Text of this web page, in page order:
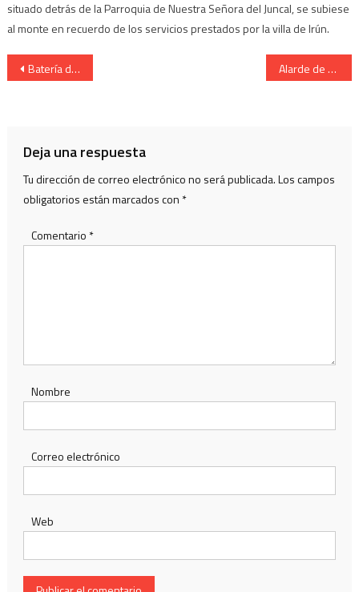
situado detrás de la Parroquia de Nuestra Señora del Juncal, se subiese
al monte en recuerdo de los servicios prestados por la villa de Irún.
Navegación
Batería de Artillería de Irún Cantinera Naikari Soler bajada Iglesia 2010 Alarde de San Marcial de Irun. Cantinera de Caballeria.
Deja una respuesta
Tu dirección de correo electrónico no será publicada.Los campos
obligatorios están marcados con *
Comentario *
Nombre
Correo electrónico
Web